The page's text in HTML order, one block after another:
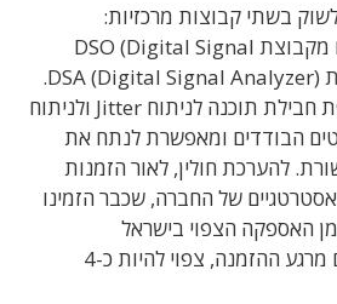
בשתי קבוצות מרכזיות:
המכשירים הבסיסיים הם מקבוצת DSO (Digital Signal
Oscilloscope), וקבוצת DSA (Digital Signal Analyzer).
קבוצה זו מגיעה בתוספת חבילת תוכנה לניתוח Jitter ולניתוח
הבודדים ומאפשרת לנתח את
להערכת חולין, לאור הזמנות
של החברה, שכבר הזמינו
האספקה הצפוי בישראל
לאוסילוסקופים החדשים מרגע ההזמנה, צפוי להיות כ-4